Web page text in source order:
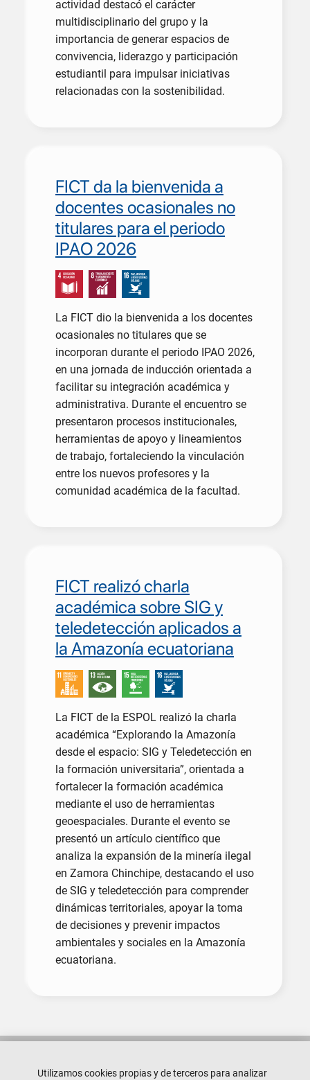
actividad destacó el carácter
multidisciplinario del grupo y la
importancia de generar espacios de
convivencia, liderazgo y participación
estudiantil para impulsar iniciativas
relacionadas con la sostenibilidad.
FICT da la bienvenida a
docentes ocasionales no
titulares para el periodo
IPAO 2026
La FICT dio la bienvenida a los docentes
ocasionales no titulares que se
incorporan durante el periodo IPAO 2026,
en una jornada de inducción orientada a
facilitar su integración académica y
administrativa. Durante el encuentro se
presentaron procesos institucionales,
herramientas de apoyo y lineamientos
de trabajo, fortaleciendo la vinculación
entre los nuevos profesores y la
comunidad académica de la facultad.
FICT realizó charla
académica sobre SIG y
teledetección aplicados a
la Amazonía ecuatoriana
La FICT de la ESPOL realizó la charla
académica “Explorando la Amazonía
desde el espacio: SIG y Teledetección en
la formación universitaria”, orientada a
fortalecer la formación académica
mediante el uso de herramientas
geoespaciales. Durante el evento se
presentó un artículo científico que
analiza la expansión de la minería ilegal
en Zamora Chinchipe, destacando el uso
de SIG y teledetección para comprender
dinámicas territoriales, apoyar la toma
de decisiones y prevenir impactos
ambientales y sociales en la Amazonía
ecuatoriana.
Utilizamos cookies propias y de terceros para analizar